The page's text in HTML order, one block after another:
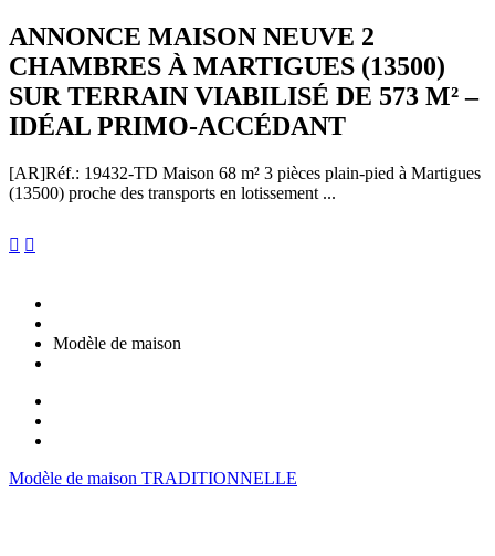
ANNONCE MAISON NEUVE 2
CHAMBRES À MARTIGUES (13500)
SUR TERRAIN VIABILISÉ DE 573 M² –
IDÉAL PRIMO-ACCÉDANT
[AR]Réf.: 19432-TD Maison 68 m² 3 pièces plain-pied à Martigues
(13500) proche des transports en lotissement ...
 
Modèle de maison
Modèle de maison TRADITIONNELLE